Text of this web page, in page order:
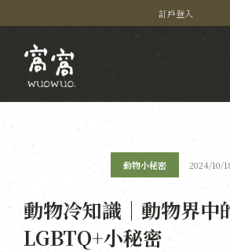
訂戶登入
動物小秘密 2024/10/
動物冷知識｜動物界中
LGBTQ+小秘密